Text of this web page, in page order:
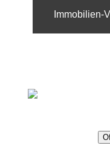
Immobilien-